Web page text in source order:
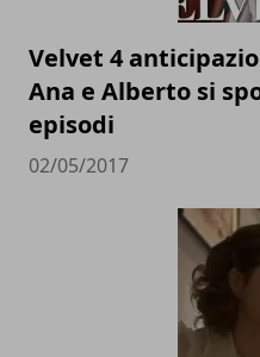
Velvet 4
Ana e Alberto si
episodi
02/05/2017